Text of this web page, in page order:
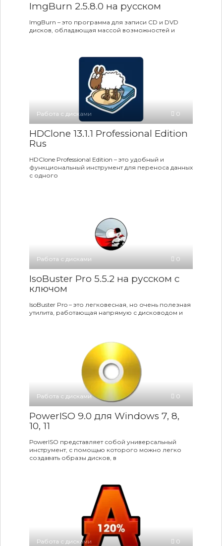
ImgBurn 2.5.8.0 на русском
ImgBurn – это программа для записи CD и DVD
дисков, обладающая массой возможностей и
Работа с дисками 0
HDClone 13.1.1 Professional Edition
Rus
HDClone Professional Edition – это удобный и
функциональный инструмент для переноса данных
с одного
Работа с дисками 0
IsoBuster Pro 5.5.2 на русском c
ключом
IsoBuster Pro – это легковесная, но очень полезная
утилита, работающая напрямую с дисководом и
Работа с дисками 0
PowerISO 9.0 для Windows 7, 8,
10, 11
PowerISO представляет собой универсальный
инструмент, с помощью которого можно легко
создавать образы дисков, в
Работа с дисками 0